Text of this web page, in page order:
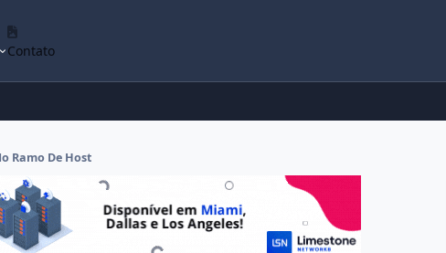
Contato
Ramo De Host